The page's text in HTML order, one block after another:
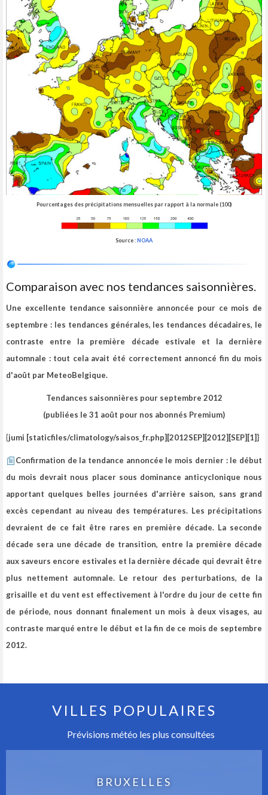
Pourcentages des précipitations mensuelles par rapport à la normale (100)
Source :NOAA
Comparaison avec nos tendances saisonnières.
Une excellente tendance saisonnière annoncée pour ce mois de
septembre : les tendances générales, les tendances décadaires, le
contraste entre la première décade estivale et la dernière
automnale : tout cela avait été correctement annoncé fin du mois
d'août par MeteoBelgique.
Tendances saisonnières pour septembre 2012
(publiées le 31 août pour nos abonnés Premium)
{jumi [staticfiles/climatology/saisos_fr.php][2012SEP][2012][SEP][1]}
Confirmation de la tendance annoncée le mois dernier : le début
du mois devrait nous placer sous dominance anticyclonique nous
apportant quelques belles journées d'arrière saison, sans grand
excès cependant au niveau des températures. Les précipitations
devraient de ce fait être rares en première décade. La seconde
décade sera une décade de transition, entre la première décade
aux saveurs encore estivales et la dernière décade qui devrait être
plus nettement automnale. Le retour des perturbations, de la
grisaille et du vent est effectivement à l'ordre du jour de cette fin
de période, nous donnant finalement un mois à deux visages, au
contraste marqué entre le début et la fin de ce mois de septembre
2012.
VILLES POPULAIRES
Prévisions météo les plus consultées
BRUXELLES